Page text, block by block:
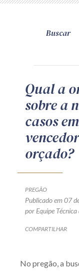
Qual a
sobre a
casos
orçado?
PREGÃO
Publicado em 07
por Equipe
COMPARTILHAR
No pregão, a